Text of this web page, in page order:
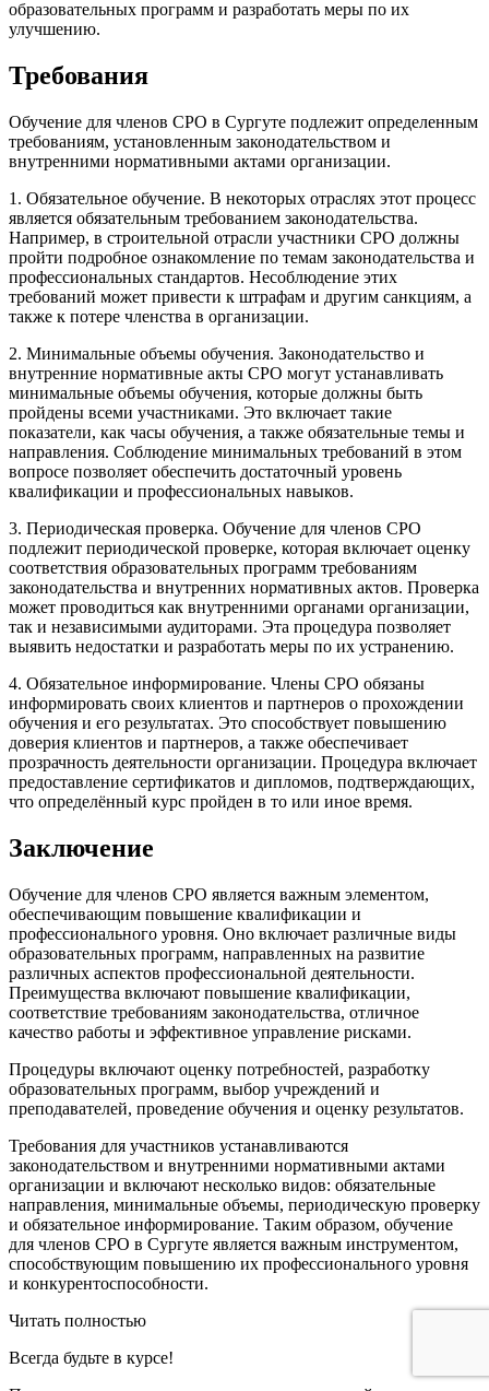
образовательных программ и разработать меры по их
улучшению.
Требования
Обучение для членов СРО в Сургуте подлежит определенным
требованиям, установленным законодательством и
внутренними нормативными актами организации.
1. Обязательное обучение. В некоторых отраслях этот процесс
является обязательным требованием законодательства.
Например, в строительной отрасли участники СРО должны
пройти подробное ознакомление по темам законодательства и
профессиональных стандартов. Несоблюдение этих
требований может привести к штрафам и другим санкциям, а
также к потере членства в организации.
2. Минимальные объемы обучения. Законодательство и
внутренние нормативные акты СРО могут устанавливать
минимальные объемы обучения, которые должны быть
пройдены всеми участниками. Это включает такие
показатели, как часы обучения, а также обязательные темы и
направления. Соблюдение минимальных требований в этом
вопросе позволяет обеспечить достаточный уровень
квалификации и профессиональных навыков.
3. Периодическая проверка. Обучение для членов СРО
подлежит периодической проверке, которая включает оценку
соответствия образовательных программ требованиям
законодательства и внутренних нормативных актов. Проверка
может проводиться как внутренними органами организации,
так и независимыми аудиторами. Эта процедура позволяет
выявить недостатки и разработать меры по их устранению.
4. Обязательное информирование. Члены СРО обязаны
информировать своих клиентов и партнеров о прохождении
обучения и его результатах. Это способствует повышению
доверия клиентов и партнеров, а также обеспечивает
прозрачность деятельности организации. Процедура включает
предоставление сертификатов и дипломов, подтверждающих,
что определённый курс пройден в то или иное время.
Заключение
Обучение для членов СРО является важным элементом,
обеспечивающим повышение квалификации и
профессионального уровня. Оно включает различные виды
образовательных программ, направленных на развитие
различных аспектов профессиональной деятельности.
Преимущества включают повышение квалификации,
соответствие требованиям законодательства, отличное
качество работы и эффективное управление рисками.
Процедуры включают оценку потребностей, разработку
образовательных программ, выбор учреждений и
преподавателей, проведение обучения и оценку результатов.
Требования для участников устанавливаются
законодательством и внутренними нормативными актами
организации и включают несколько видов: обязательные
направления, минимальные объемы, периодическую проверку
и обязательное информирование. Таким образом, обучение
для членов СРО в Сургуте является важным инструментом,
способствующим повышению их профессионального уровня
и конкурентоспособности.
Читать полностью
Всегда будьте в курсе!